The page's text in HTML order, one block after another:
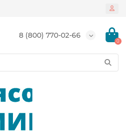
8 (800) 770-02-66
0